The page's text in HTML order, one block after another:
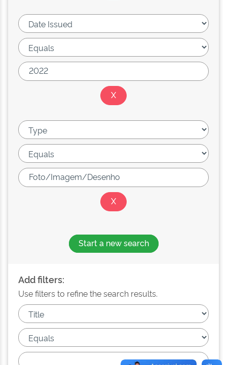
Start a new search
Add filters:
Use filters to refine the search results.